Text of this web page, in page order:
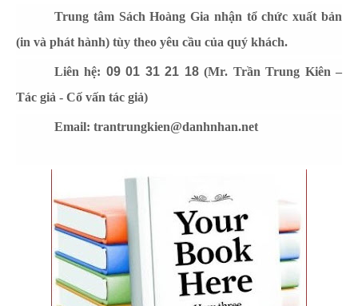
Trung tâm Sách Hoàng Gia nhận tổ chức xuất bản
(in và phát hành) tùy theo yêu cầu của quý khách.
Liên hệ: 09 01 31 21 18(Mr. Trần Trung Kiên –
Tác giả - Cố vấn tác giả)
Email: trantrungkien@danhnhan.net